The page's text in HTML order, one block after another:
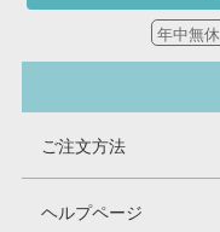
年中無休
ご注文方法
ヘルプページ